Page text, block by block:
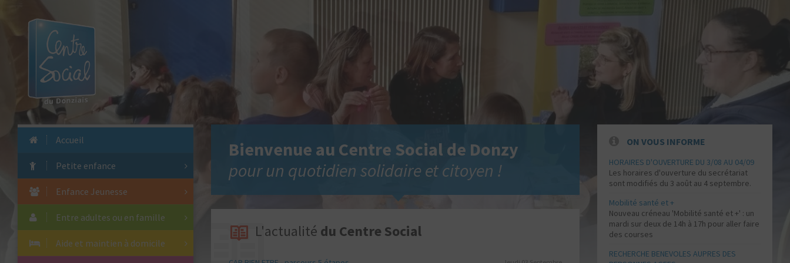
Bienvenue au Centre Social de Donzy
pour un quotidien solidaire et citoyen !
L'actualité du Centre Social
Accueil
Petite enfance
Enfance Jeunesse
Entre adultes ou en famille
Aide et maintien à domicile
ON VOUS INFORME
HORAIRES D'OUVERTURE DU 3/08 AU 04/09
Les horaires d'ouverture du secrétariat
sont modifiés du 3 août au 4 septembre.
Mobilité santé et +
Nouveau créneau 'Mobilité santé et +' : un
mardi sur deux de 14h à 17h pour aller faire
des courses
RECHERCHE BENEVOLES AUPRES DES